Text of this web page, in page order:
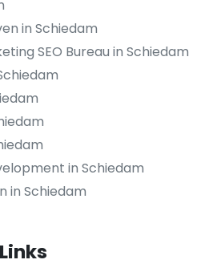
in Schiedam
SEO Bureau in Schiedam
in Schiedam
in Schiedam